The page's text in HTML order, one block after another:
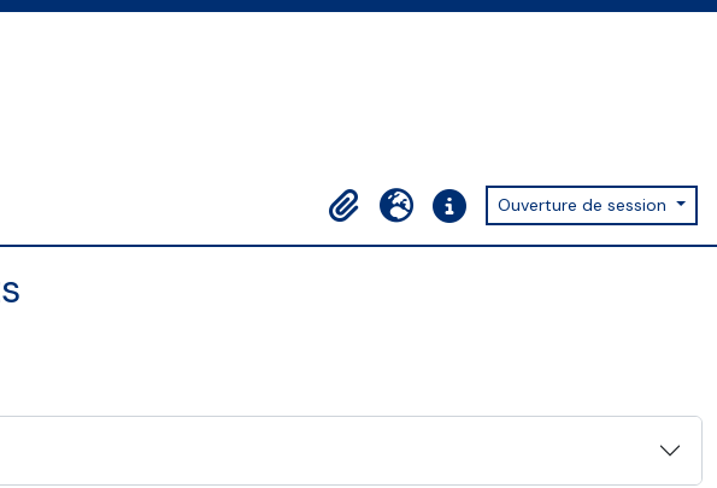
Presse-papier
LangueLiens rapidesOuverture de session